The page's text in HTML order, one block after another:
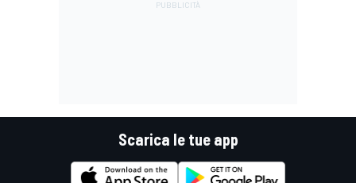
Scarica le tue app